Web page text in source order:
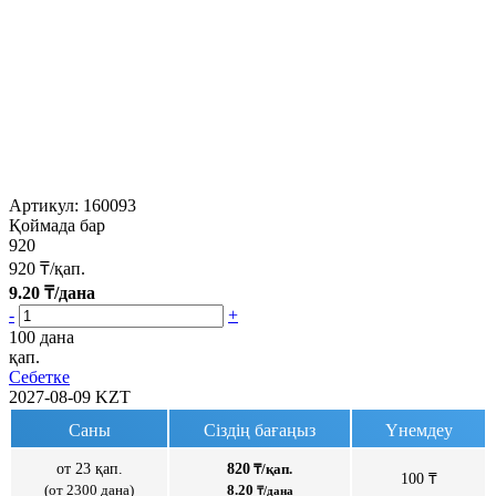
Артикул: 160093
Қоймада бар
920
920 ₸/қап.
9.20 ₸/дана
-
+
100 дана
қап.
Себетке
2027-08-09 KZT
Саны
Сіздің бағаңыз Үнемдеу
от 23 қап.
(от 2300 дана)
820 ₸/қап.
8.20 ₸/дана
100 ₸